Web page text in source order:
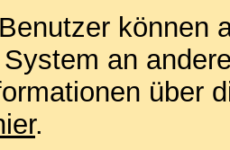
können
System an
über
.